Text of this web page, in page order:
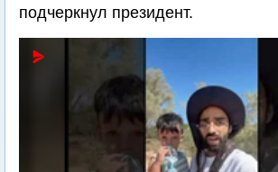
подчеркнул президент.